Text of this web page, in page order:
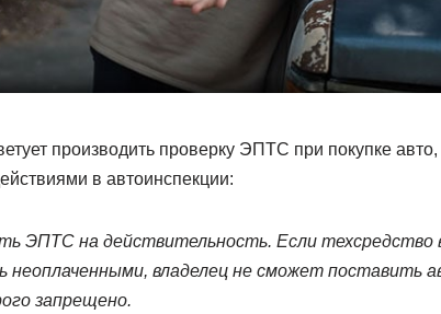
производить проверку ЭПТС при покупке
в автоинспекции:
ЭПТС на действительность. Если техсредство
неоплаченными, владелец не сможет поставить
запрещено.